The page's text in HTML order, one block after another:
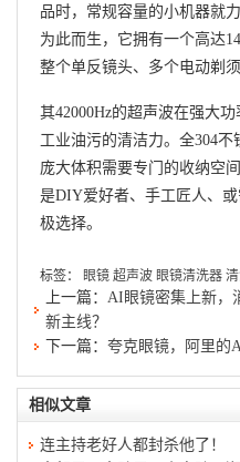
品时，常规容量的小机器就
为此而生，它拥有一个高达
整个单反镜头、多个电动剃
其42000Hz的超声波在强大
工业油污的清洁力。全304
庞大体积需要专门的收纳空
是DIY爱好者、手工匠人、
极选择。
标签： 眼镜 超声波 眼镜清洗器
上一篇： AI眼镜密集上新，
新主线？
下一篇： 夸克眼镜，阿里的
相似文章
连主持老好人都封杀他了！